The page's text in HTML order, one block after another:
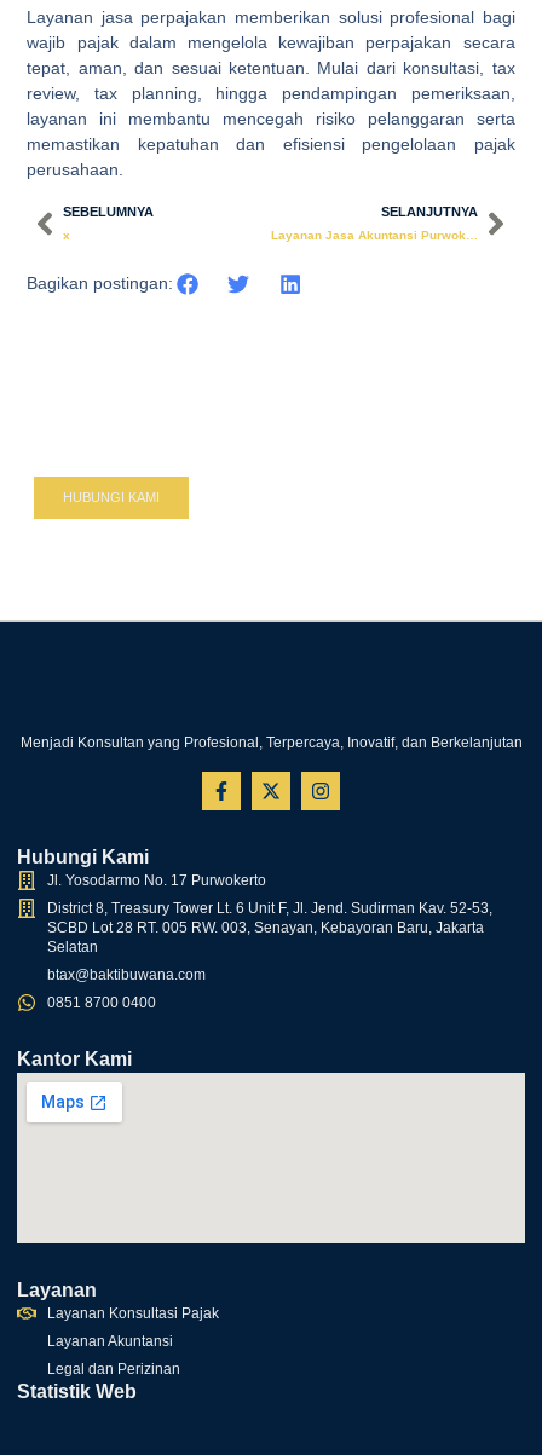
Layanan jasa perpajakan memberikan solusi profesional bagi
wajib pajak dalam mengelola kewajiban perpajakan secara
tepat, aman, dan sesuai ketentuan. Mulai dari konsultasi, tax
review, tax planning, hingga pendampingan pemeriksaan,
layanan ini membantu mencegah risiko pelanggaran serta
memastikan kepatuhan dan efisiensi pengelolaan pajak
perusahaan.
SEBELUMNYA
x
SELANJUTNYA
Bagikan postingan:
HUBUNGI KAMI
Menjadi Konsultan yang Profesional, Terpercaya, Inovatif, dan Berkelanjutan
Hubungi Kami
Jl. Yosodarmo No. 17 Purwokerto
District 8, Treasury Tower Lt. 6 Unit F, Jl. Jend. Sudirman Kav. 52-53,
SCBD Lot 28 RT. 005 RW. 003, Senayan, Kebayoran Baru, Jakarta
Selatan
btax@baktibuwana.com
0851 8700 0400
Kantor Kami
Layanan
Layanan Konsultasi Pajak
Layanan Akuntansi
Legal dan Perizinan
Statistik Web